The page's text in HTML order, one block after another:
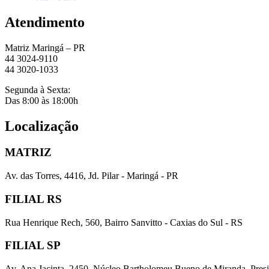
Atendimento
Matriz Maringá – PR
44 3024-9110
44 3020-1033
Segunda à Sexta:
Das 8:00 às 18:00h
Localização
MATRIZ
Av. das Torres, 4416, Jd. Pilar - Maringá - PR
FILIAL RS
Rua Henrique Rech, 560, Bairro Sanvitto - Caxias do Sul - RS
FILIAL SP